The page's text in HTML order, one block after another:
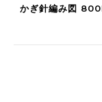
かぎ針編み図